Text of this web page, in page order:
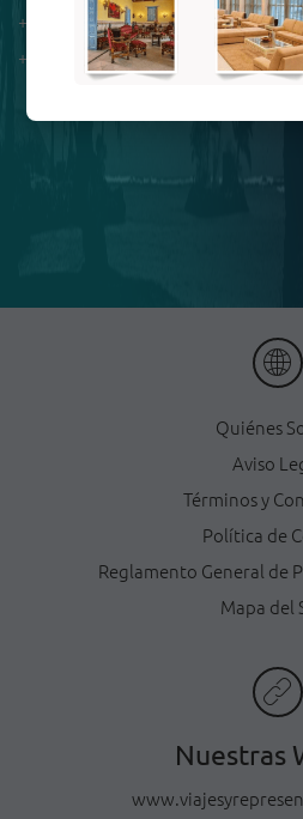
+34 675 976 175
+53 634 187 01
Quiénes
Aviso
Términos y
Política de
Reglamento General de
Mapa del
Nuestras